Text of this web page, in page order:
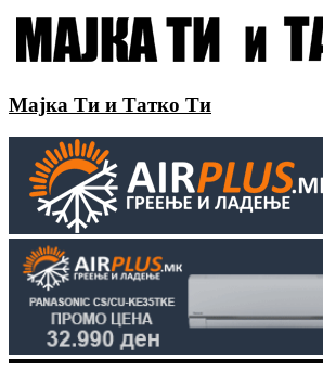
Мајка Ти и Татко Ти